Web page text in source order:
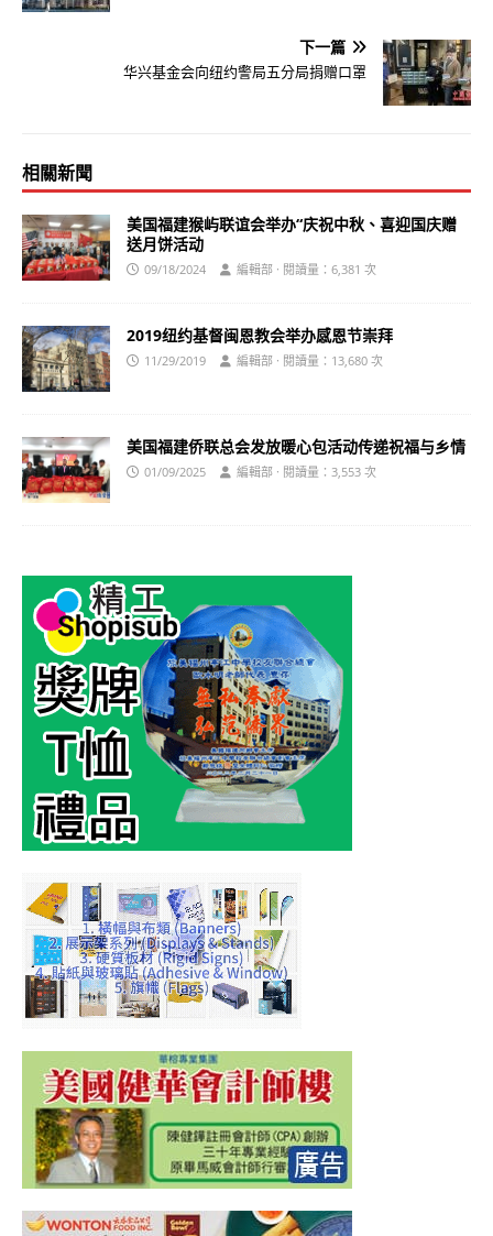
下一篇
华兴基金会向纽约警局五分局捐赠口罩
相關新聞
美国福建猴屿联谊会举办“庆祝中秋、喜迎国庆赠
送月饼活动
09/18/2024 編輯部 · 閱讀量：6,381 次
2019纽约基督闽恩教会举办感恩节崇拜
11/29/2019 編輯部 · 閱讀量：13,680 次
美国福建侨联总会发放暖心包活动传递祝福与乡情
01/09/2025 編輯部 · 閱讀量：3,553 次